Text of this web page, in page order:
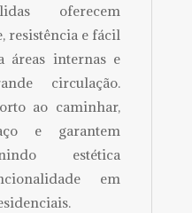
oferecem
resistência e fácil
áreas internas e
circulação.
ao caminhar,
e garantem
estética
em